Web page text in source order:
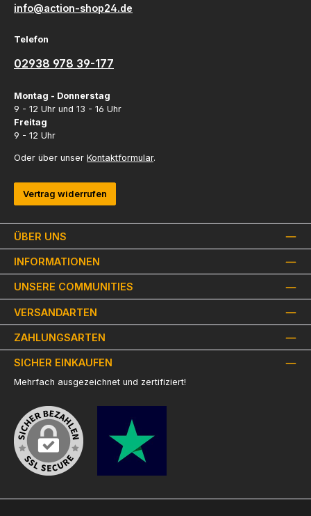
ÜBER UNS
INFORMATIONEN
info@action-shop24.de
Telefon
02938 978 39-177
Montag - Donnerstag
9 - 12 Uhr und 13 - 16 Uhr
Freitag
9 - 12 Uhr
Oder über unser Kontaktformular.
Vertrag widerrufen
UNSERE COMMUNITIES
VERSANDARTEN
ZAHLUNGSARTEN
SICHER EINKAUFEN
Mehrfach ausgezeichnet und zertifiziert!